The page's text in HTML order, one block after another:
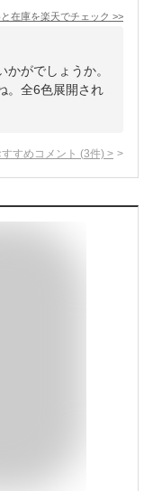
在庫を楽天でチェック >>
がでしょうか。
。全6色展開され
すめコメント (3件) >